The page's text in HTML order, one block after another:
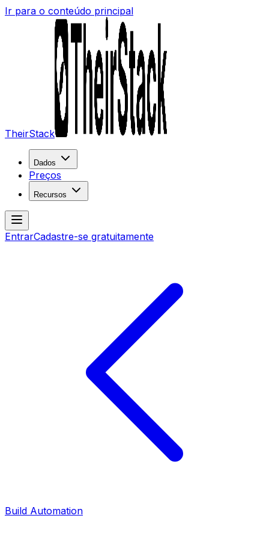
Ir para o conteúdo principal
TheirStack
Dados
Preços
Recursos
EntrarCadastre-se gratuitamente
Build Automation